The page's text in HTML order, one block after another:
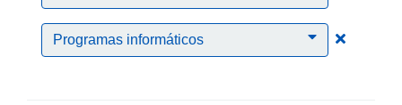
Programas informáticos Clic